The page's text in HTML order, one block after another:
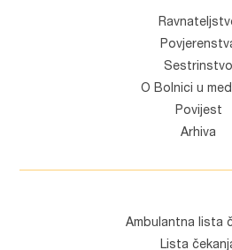
Sestrinstvo
O Bolnici u
Povijest
Arhiva
Ambulantna lista
Lista